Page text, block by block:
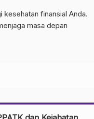
kesehatan finansial Anda.
masa depan